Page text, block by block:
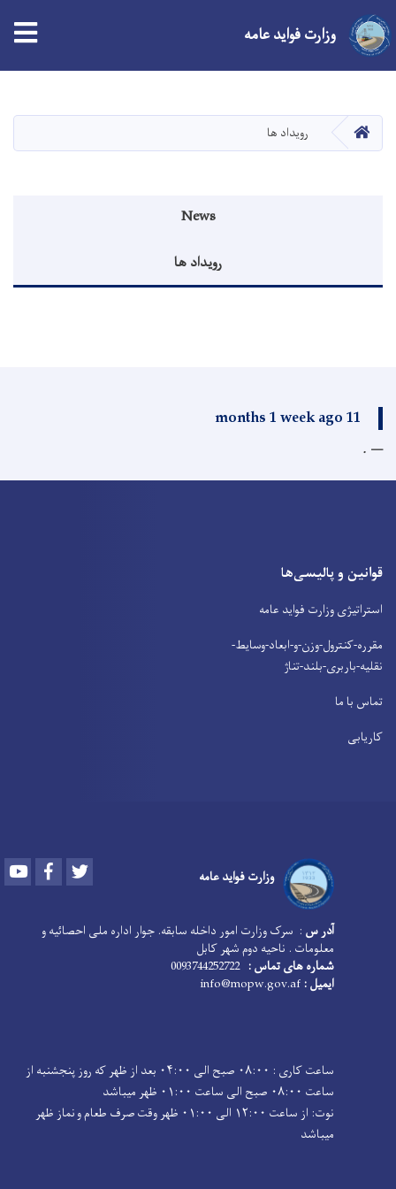
content
وزارت فواید عامه
صفحه اصلیرویداد ها
News
رویداد ها
11 months 1 week ago
.
قوانین و پالیسی‌ها
استراتیژی وزارت فواید عامه
مقرره-کنترول-وزن-و-ابعاد-وسایط-
نقلیه-باربری-بلند-تناژ
تماس با ما
کاریابی
وزارت فواید عامه Youtube Facebook
آدر س : سرک وزارت امور داخله سابقه. جوار اداره ملی احصائیه و
معلومات . ناحیه دوم شهر کابل
شماره های تماس : 0093744252722
ایمیل :
ساعت کاری : ۰۸:۰۰ صبح الی ۰۴:۰۰ بعد از ظهر که روز پنجشنبه از
ساعت ۰۸:۰۰ صبح الی ساعت ۰۱:۰۰ ظهر میباشد
نوت: از ساعت ۱۲:۰۰ الی ۰۱:۰۰ ظهر وقت صرف طعام و نماز ظهر
میباشد